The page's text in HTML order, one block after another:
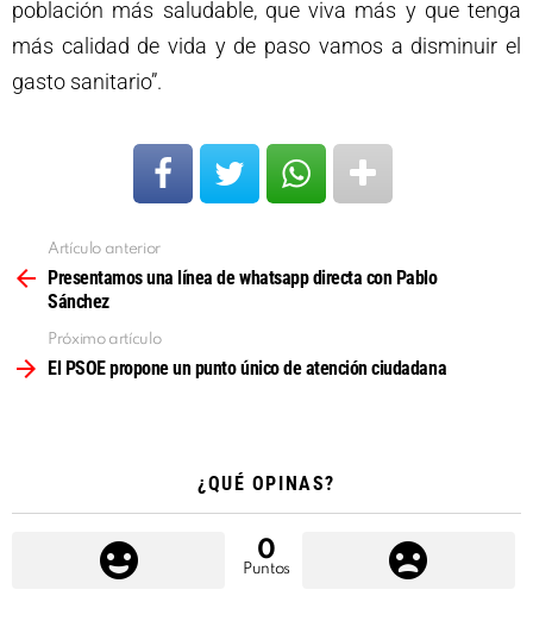
población más saludable, que viva más y que tenga
más calidad de vida y de paso vamos a disminuir el
gasto sanitario”.
más
Artículo anterior
Presentamos una línea de whatsapp directa con Pablo
Sánchez
Próximo artículo
El PSOE propone un punto único de atención ciudadana
¿QUÉ OPINAS?
0
Puntos